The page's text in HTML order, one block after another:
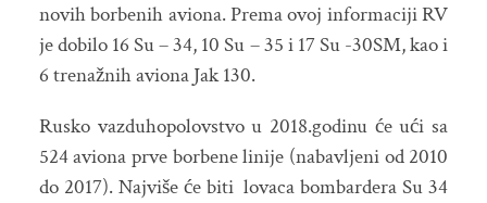
novih borbenih aviona. Prema ovoj informaciji RV
je dobilo 16 Su – 34, 10 Su – 35 i 17 Su -30SM, kao i
6 trenažnih aviona Jak 130.
Rusko vazduhopolovstvo u 2018.godinu će ući sa
524 aviona prve borbene linije (nabavljeni od 2010
do 2017). Najviše će biti lovaca bombardera Su 34